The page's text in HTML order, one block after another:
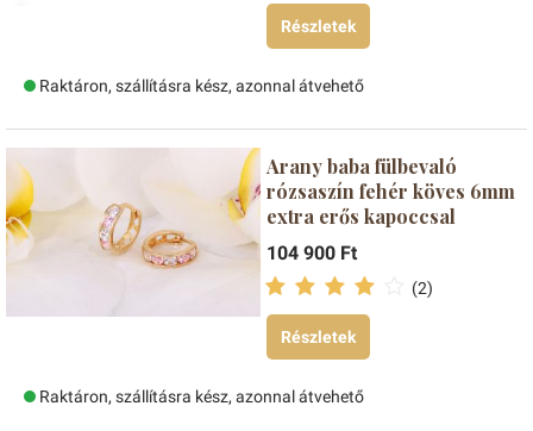
Részletek
Raktáron, szállításra kész, azonnal átvehető
Arany baba fülbevaló
rózsaszín fehér köves 6mm
extra erős kapoccsal
104 900 Ft
(2)
Részletek
Raktáron, szállításra kész, azonnal átvehető